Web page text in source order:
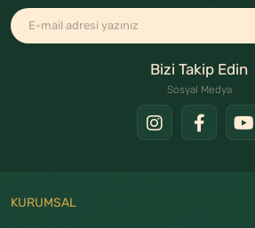
Bizi Takip Edin
Sosyal Medya
KURUMSAL